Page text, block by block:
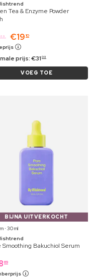
Tea & Enzyme Powder
69 €19 10
prijs:€31 09
VOEG TOE
BIJNA UITVERKOCHT
⋅ 30 ml
Smoothing Bakuchiol Serum
69